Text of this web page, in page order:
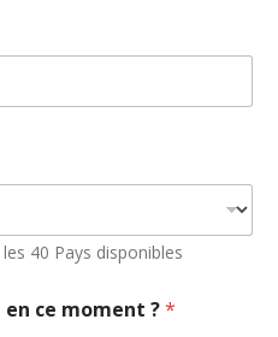
40 Pays disponibles
ce moment ?*